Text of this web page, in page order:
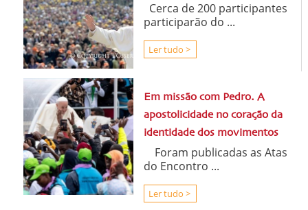
Cerca de 200 participantes
participarão do ...
Ler tudo >
Em missão com Pedro. A
apostolicidade no coração da
identidade dos movimentos
Foram publicadas as Atas
do Encontro ...
Ler tudo >